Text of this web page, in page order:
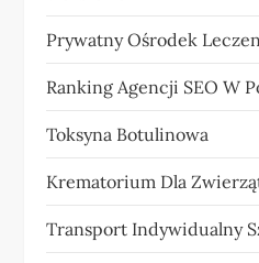
Prywatny Ośrodek
Ranking Agencji SEO W
Toksyna Botulinowa
Krematorium Dla
Transport Indywidualny